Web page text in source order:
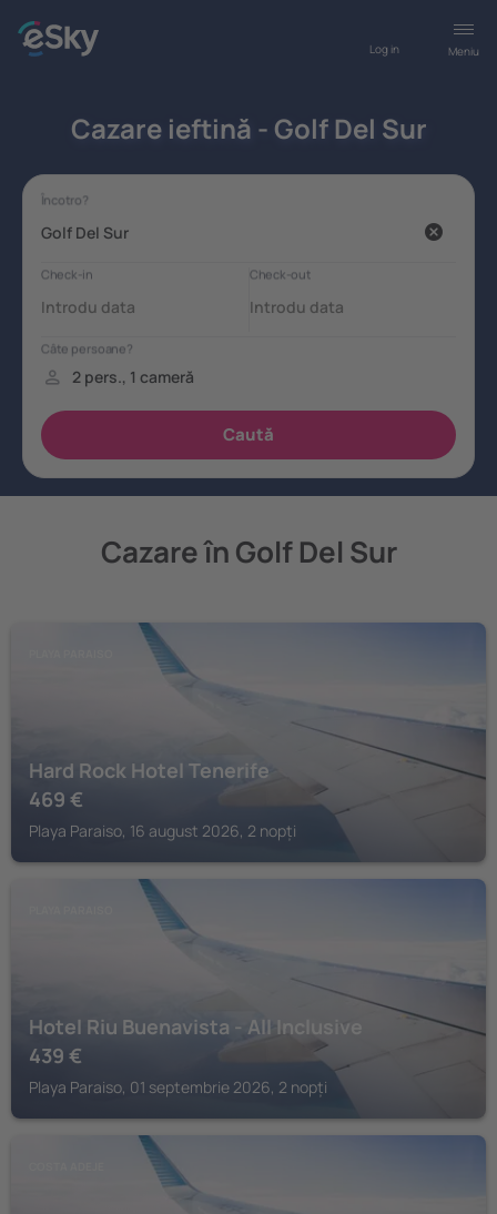
Meniu
Log in
Cazare ieftină - Golf Del Sur
Cazare în Golf Del Sur
Hard Rock Hotel Tenerife
469 €
Playa Paraiso, 16 august 2026, 2 nopți
Hotel Riu Buenavista - All Inclusive
439 €
Playa Paraiso, 01 septembrie 2026, 2 nopți